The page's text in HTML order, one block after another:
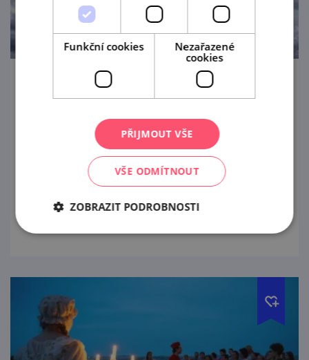
Mikulovské balonobraní
17. 9. — 20. 9. '26
Horkovzdušné balóny se již pravidelně vrací
do Mikulova, perly jižní Moravy. Letos budou
horkovzdušné balóny startovat z Mikulova a
prohlédnout
Funkční cookies
Nezařazené
cookies
PŘIJMOUT VŠE
VŠE ODMÍTNOUT
ZOBRAZIT PODROBNOSTI